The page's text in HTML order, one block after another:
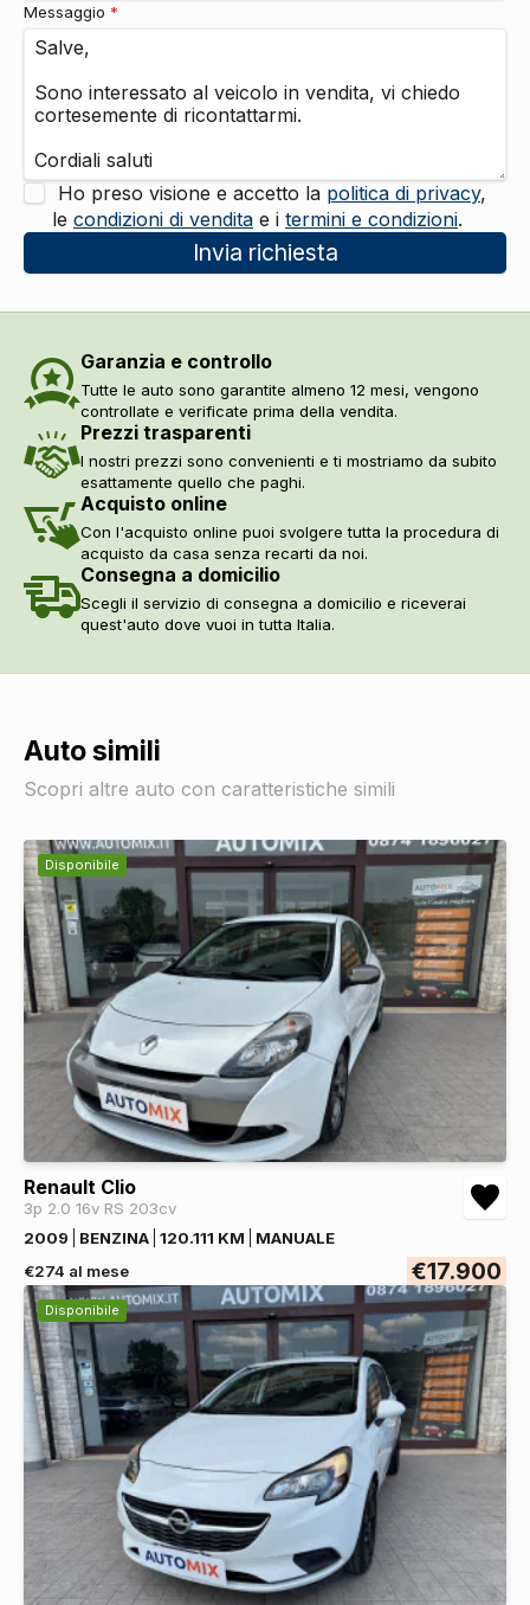
Messaggio *
Ho preso visione e accetto la politica di privacy,
le condizioni di vendita e i termini e condizioni.
Invia richiesta
Garanzia e controllo
Tutte le auto sono garantite almeno 12 mesi, vengono
controllate e verificate prima della vendita.
Prezzi trasparenti
I nostri prezzi sono convenienti e ti mostriamo da subito
esattamente quello che paghi.
Acquisto online
Con l'acquisto online puoi svolgere tutta la procedura di
acquisto da casa senza recarti da noi.
Consegna a domicilio
Scegli il servizio di consegna a domicilio e riceverai
quest'auto dove vuoi in tutta Italia.
Auto simili
Scopri altre auto con caratteristiche simili
Disponibile
Renault Clio
3p 2.0 16v RS 203cv
2009
BENZINA 120.111 KM
MANUALE
€274 al mese
€17.900
Disponibile